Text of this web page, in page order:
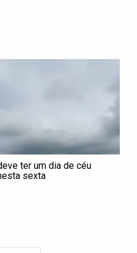
ter um dia de céu
sexta